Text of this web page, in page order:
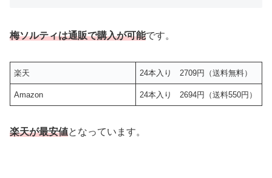
梅ソルティは通販で購入が可能です。
楽天 24本入り 2709円（送料無料）
Amazon 24本入り 2694円（送料550円）
楽天が最安値となっています。